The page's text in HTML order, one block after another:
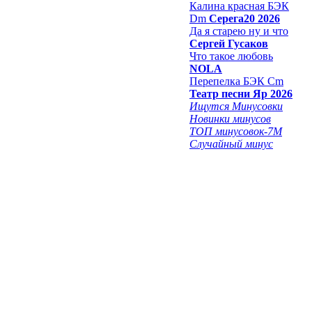
Калина красная БЭК
Dm Серега20 2026
Да я старею ну и что
Сергей Гусаков
Что такое любовь
NOLA
Перепелка БЭК Cm
Театр песни Яр 2026
Ищутся Минусовки
Новинки минусов
ТОП минусовок-7M
Случайный минус